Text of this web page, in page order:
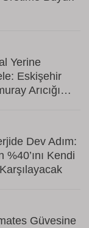
Yerine
Eskişehir
Arıcığı
Dev Adım:
%40’ını Kendi
Güvesine